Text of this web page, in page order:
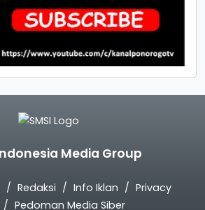
Media Group
Redaksi Info Iklan
Privacy
Pedoman Media Siber